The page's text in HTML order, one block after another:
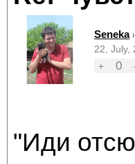
Seneka
22, July,
+
0
"Иди